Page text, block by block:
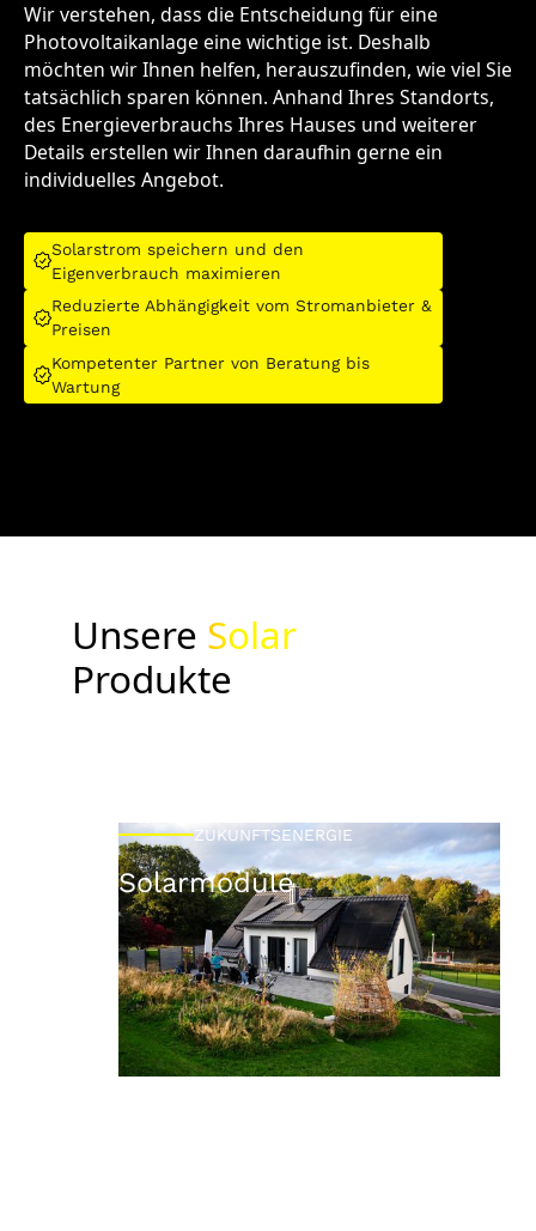
Wir verstehen, dass die Entscheidung für eine
Photovoltaikanlage eine wichtige ist. Deshalb
möchten wir Ihnen helfen, herauszufinden, wie viel Sie
tatsächlich sparen können. Anhand Ihres Standorts,
des Energieverbrauchs Ihres Hauses und weiterer
Details erstellen wir Ihnen daraufhin gerne ein
individuelles Angebot.
Solarstrom speichern und den
Eigenverbrauch maximieren
Reduzierte Abhängigkeit vom Stromanbieter &
Preisen
Kompetenter Partner von Beratung bis
Wartung
Unsere Solar
Produkte
ZUKUNFTSENERGIE
Solarmodule